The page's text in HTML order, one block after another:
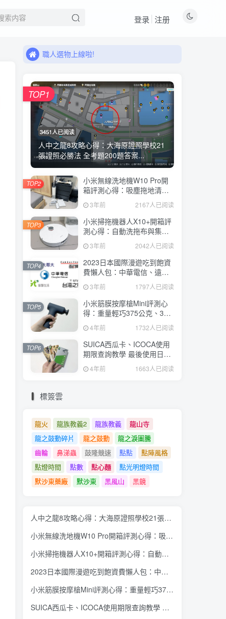
登录 注册
來看看11月有什麼新品!
來看看11月有什麼新品!
3451人已阅读
人中之龍8攻略心得：大海原證照學校21
張證照必勝法 全考題200題答案...
TOP1
小米無線洗地機W10 Pro開
箱評測心得：吸塵拖地清洗3
合1、90度可調式機身、續航
力35分鐘、售價15995元
3年前 2167人已阅读
TOP2
小米掃拖機器人X10+開箱評
測心得：自動洗拖布與集
塵、旋轉式拖布更乾淨、連
續使用2小時、售價26995元
3年前 2042人已阅读
TOP3
2023日本國際漫遊吃到飽資
費懶人包：中華電信、遠傳
電信、台灣大哥大、台灣之
星、亞太電信
3年前 1797人已阅读
TOP4
小米筋膜按摩槍Mini評測心
得：重量輕巧375公克、3種
替換頭和3種模式、售價
2295元
4年前 1732人已阅读
TOP5
SUICA西瓜卡、ICOCA使用
期限查詢教學 最後使用日10
年內都有效 Android、iOS都
適用4年前 1663人已阅读
TOP6
標簽雲
龍火 龍族教義2 龍族教義
龍山寺
龍之鼓動碎片
龍之鼓動
龍之淚圖騰
齒輪
鼻涕蟲 鼓隆競速 點點
點陣風格
點燈時間
點數 點心麵
點光明燈時間
默沙東藥廠
默沙東 黑風山 黑鏡
人中之龍8攻略心得：大海原證照學校21張證照必勝法 全考題200題答案整理
小米無線洗地機W10 Pro開箱評測心得：吸塵拖地清洗3合1、90度可調式機身、續航力35分鐘、售價15995元
小米掃拖機器人X10+開箱評測心得：自動洗拖布與集塵、旋轉式拖布更乾淨、連續使用2小時、售價26995元
2023日本國際漫遊吃到飽資費懶人包：中華電信、遠傳電信、台灣大哥大、台灣之星、亞太電信
小米筋膜按摩槍Mini評測心得：重量輕巧375公克、3種替換頭和3種模式、售價2295元
SUICA西瓜卡、ICOCA使用期限查詢教學 最後使用日10年內都有效 Android、iOS都適用